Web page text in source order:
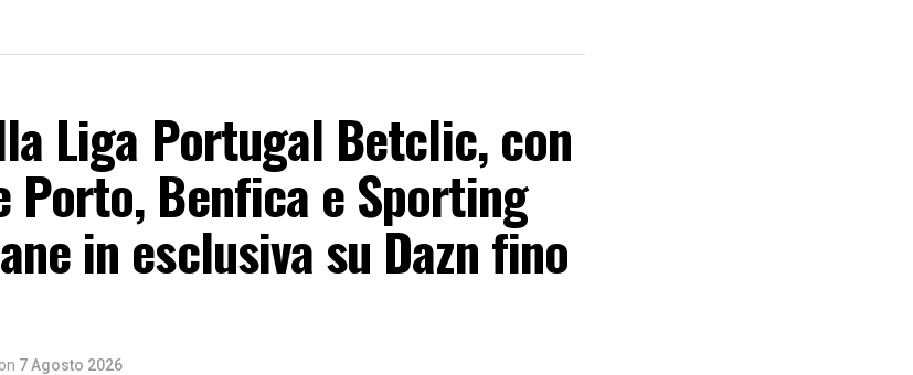
Liga Portugal Betclic, con
Porto, Benfica e Sporting
in esclusiva su Dazn fino
on 7 Agosto 2026